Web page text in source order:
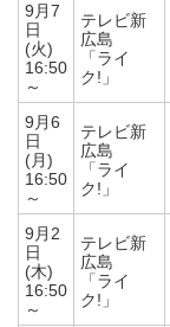
9月7
日
(火)
16:50
～
テレビ新
広島
「ライ
ク!」
9月6
日
(月)
16:50
～
テレビ新
広島
「ライ
ク!」
9月2
日
(木)
16:50
～
テレビ新
広島
「ライ
ク!」